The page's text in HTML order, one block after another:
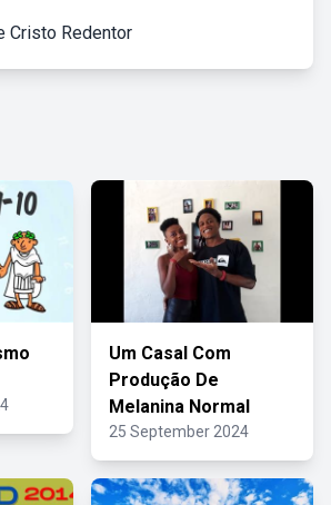
Cristo Redentor
Um Casal Com
Produção De
Melanina Normal
25 September 2024